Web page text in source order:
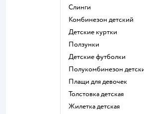
Слинги
Комбинезон детский
Детские куртки
Ползунки
Детские футболки
Полукомбинезон
Плащи для девочек
Толстовка детская
Жилетка детская